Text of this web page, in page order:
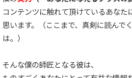
コンテンツに触れて頂けているあなた
思います。（ここまで、真剣に読んで
は。）
そんな僕の師匠となる彼は、